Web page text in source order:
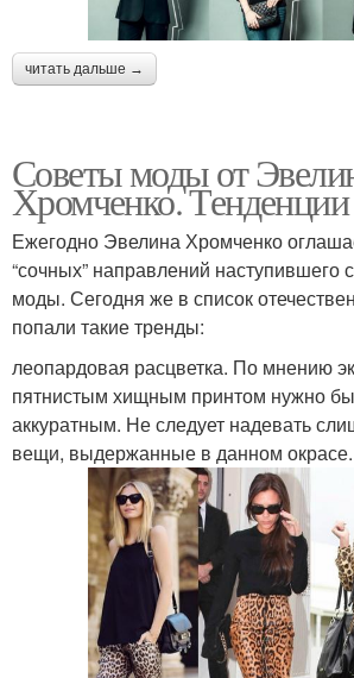
читать дальше →
Советы моды от
Хромченко.
Ежегодно Эвелина Хромченко
“сочных” направлений наступившего
моды. Сегодня же в список
попали такие тренды:
леопардовая расцветка. По мнению
пятнистым хищным принтом нужно
аккуратным. Не следует надевать
вещи, выдержанные в данном окрасе.